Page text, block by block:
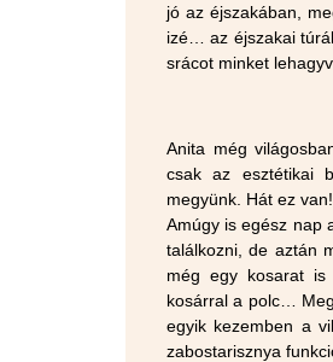
jó az éjszakában,
izé… az éjszakai
srácot minket
Anita még
csak az esztétikai
megyünk. Hát ez
Amúgy is egész nap
találkozni, de aztán
még egy kosarat
kosárral a polc…
egyik kezemben a
zabostarisznya